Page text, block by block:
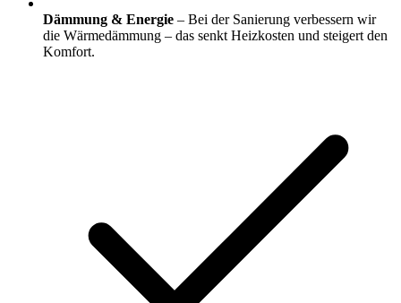
Dämmung & Energie – Bei der Sanierung verbessern wir
die Wärmedämmung – das senkt Heizkosten und steigert den
Komfort.